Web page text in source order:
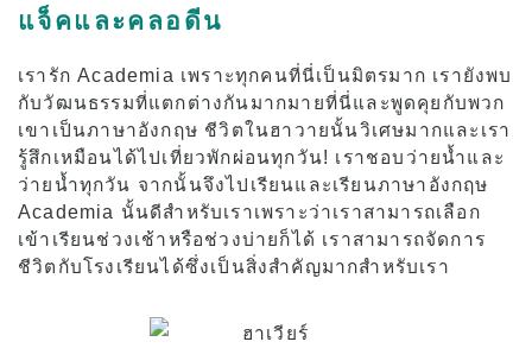
แจ็คและคลอดีน
เรารัก Academia เพราะทุกคนที่นี่เป็นมิตรมาก เรายังพบ
กับวัฒนธรรมที่แตกต่างกันมากมายที่นี่และพูดคุยกับพวก
เขาเป็นภาษาอังกฤษ ชีวิตในฮาวายนั้นวิเศษมากและเรา
รู้สึกเหมือนได้ไปเที่ยวพักผ่อนทุกวัน! เราชอบว่ายน้ำและ
ว่ายน้ำทุกวัน จากนั้นจึงไปเรียนและเรียนภาษาอังกฤษ
Academia นั้นดีสำหรับเราเพราะว่าเราสามารถเลือก
เข้าเรียนช่วงเช้าหรือช่วงบ่ายก็ได้ เราสามารถจัดการ
ชีวิตกับโรงเรียนได้ซึ่งเป็นสิ่งสำคัญมากสำหรับเรา